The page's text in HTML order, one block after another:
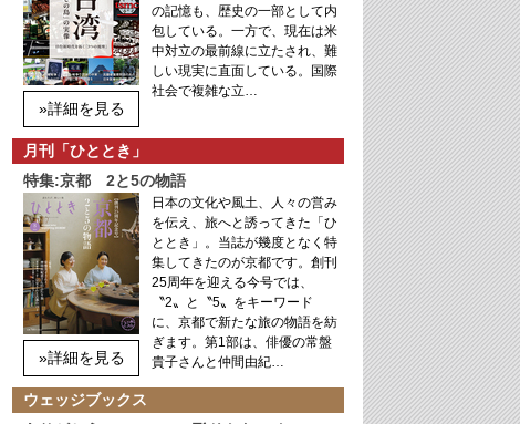
»詳細を見る
の記憶も、歴史の一部として内
包している。一方で、現在は米
中対立の最前線に立たされ、難
しい現実に直面している。国際
社会で複雑な立…
月刊「ひととき」
特集:京都 2と5の物語
»詳細を見る
日本の文化や風土、人々の営み
を伝え、旅へと誘ってきた「ひ
ととき」。当誌が幾度となく特
集してきたのが京都です。創刊
25周年を迎える今号では、
〝2〟と〝5〟をキーワード
に、京都で新たな旅の物語を紡
ぎます。第1部は、俳優の常盤
貴子さんと仲間由紀…
ウェッジブックス